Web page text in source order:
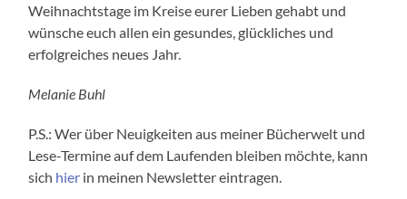
Weihnachtstage im Kreise eurer Lieben gehabt und
wünsche euch allen ein gesundes, glückliches und
erfolgreiches neues Jahr.
Melanie Buhl
P.S.: Wer über Neuigkeiten aus meiner Bücherwelt und
Lese-Termine auf dem Laufenden bleiben möchte, kann
sich hier in meinen Newsletter eintragen.